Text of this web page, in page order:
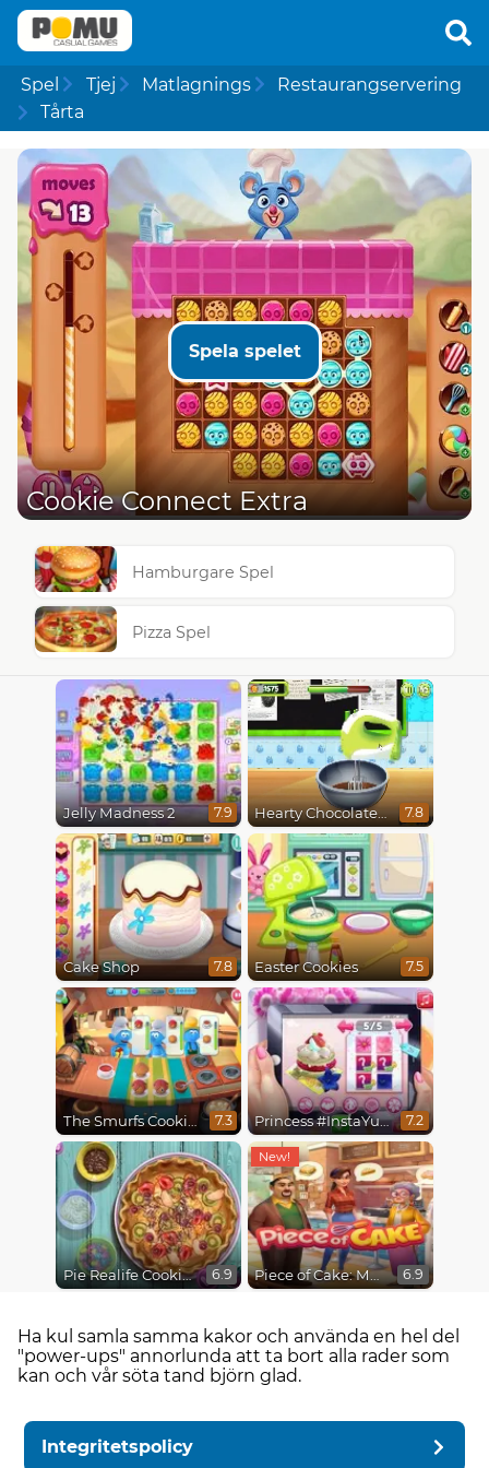
Spel Tjej Matlagnings
Restaurangservering
Tårta
Spela spelet
Cookie Connect Extra
Hamburgare Spel
Pizza Spel
Jelly Madness 2 7.9 Hearty Chocolate Cake 7.8
Cake Shop 7.8 Easter Cookies 7.5
The Smurfs Cooking 7.3 Princess #InstaYuuum Macarons & Flowers 7.2
Pie Realife Cooking 6.9 Piece of Cake: Merge & Bake 6.9
Ha kul samla samma kakor och använda en hel del
"power-ups" annorlunda att ta bort alla rader som
kan och vår söta tand björn glad.
Integritetspolicy